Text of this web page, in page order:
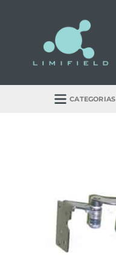
CATEGORIAS